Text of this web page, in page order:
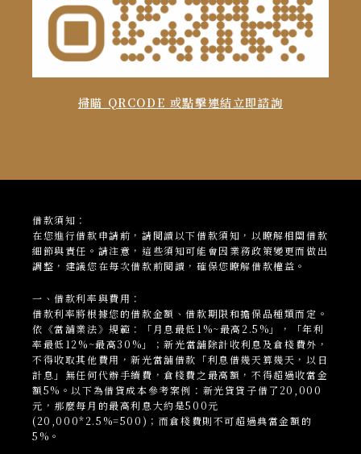
掃瞄 QRCODE 或點擊連結立即諮詢
借款須知：
在您進行借款申請前，請閱讀以下借款須知，以瞭解相關借款
細節與責任。請注意，這些須知可能會因業務政策變更而做出
調整，建議您在每次借款前閱讀，確保您瞭解借款權益。
一、借款利率與費用：
借款利率將根據您的借款金額、借款期限和擔保品種類而定。
依《當舖業法》規範：「月息最低1%~最高2.5%」，「年利
率最低12%~最高30%」；新光當舖除計收利息及倉棧費外，
不得收取其他費用，新光當舖借款「利息借幾天算幾天，以日
計息」無任何代辦手續費，倉棧費之最高額，不得超過收當金
額5%。以下為借貸成本參考案例：新光貸貸子借了20,000
元，那麼每月的最高利息大約是500元
(20,000*2.5%=500)；而倉棧費則不可超過典當金額的
5%。